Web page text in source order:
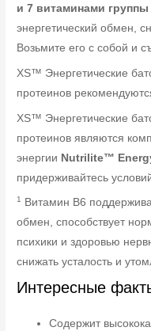
и 7 витаминами группы
энергетический обмен,
Возьмите его с собой и
XS™ Энергетические
протеинов
XS™ Энергетические
протеинов являются
энергии Nutrilite™
придерживайтесь
1
Витамин B6
обмен, способствует
психики и здоровью
снижать усталость и
Интересные
Содержит